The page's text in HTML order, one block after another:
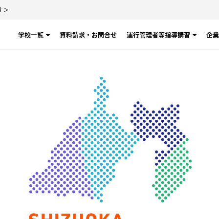
＞
学校一覧 資料請求・お問合せ 運行管理者等指導講習 企